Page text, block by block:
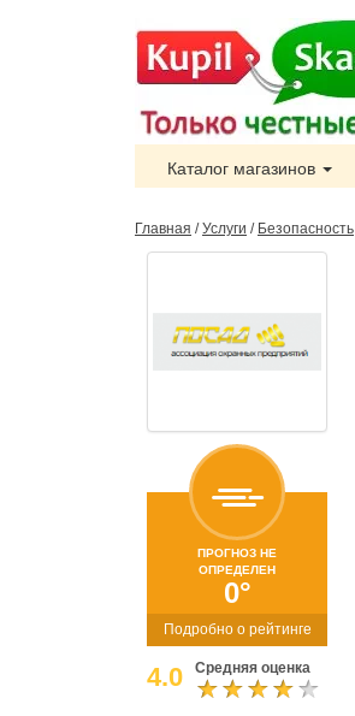
Каталог магазинов
Главная /Услуги / Безопасность
ПРОГНОЗ НЕ
ОПРЕДЕЛЕН
0°
Подробно о рейтинге
4.0 Средняя оценка